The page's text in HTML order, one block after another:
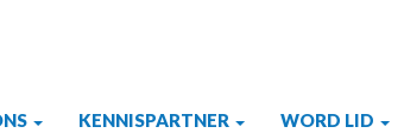
KENNISPARTNER WORD LID